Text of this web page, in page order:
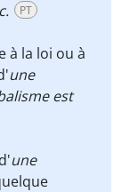
PT
à la loi ou à
une
est
une